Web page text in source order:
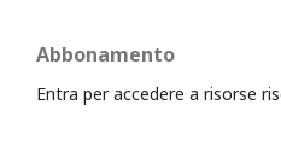
Abbonamento
Entra per accedere a risorse